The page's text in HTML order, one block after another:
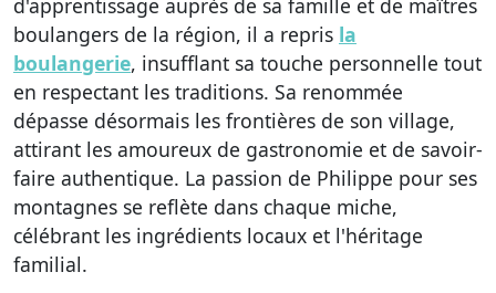
d'apprentissage auprès de sa famille et de maîtres
boulangers de la région, il a repris la
boulangerie, insufflant sa touche personnelle tout
en respectant les traditions. Sa renommée
dépasse désormais les frontières de son village,
attirant les amoureux de gastronomie et de savoir-
faire authentique. La passion de Philippe pour ses
montagnes se reflète dans chaque miche,
célébrant les ingrédients locaux et l'héritage
familial.